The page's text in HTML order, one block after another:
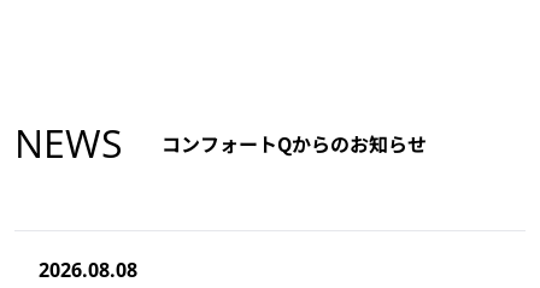
NEWS コンフォートQからのお知らせ
2026.08.08